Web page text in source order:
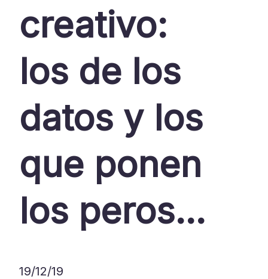
creativo:
los de los
datos y los
que ponen
los peros…
19/12/19